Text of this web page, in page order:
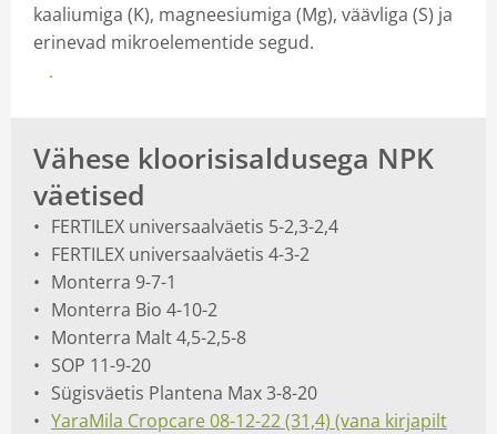
kaaliumiga (K), magneesiumiga (Mg), väävliga (S) ja
erinevad mikroelementide segud.
Vaata graanulväetiste detailset tooteinfot
Vähese kloorisisaldusega NPK
väetised
FERTILEX universaalväetis 5-2,3-2,4
FERTILEX universaalväetis 4-3-2
Monterra 9-7-1
Monterra Bio 4-10-2
Monterra Malt 4,5-2,5-8
SOP 11-9-20
Sügisväetis Plantena Max 3-8-20
YaraMila Cropcare 08-12-22 (31,4) (vana kirjapilt